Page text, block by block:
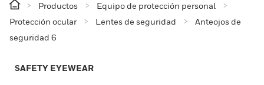
Productos
Equipo de protección personal
Protección ocular
Lentes de seguridad
Anteojos de
seguridad 6
SAFETY EYEWEAR